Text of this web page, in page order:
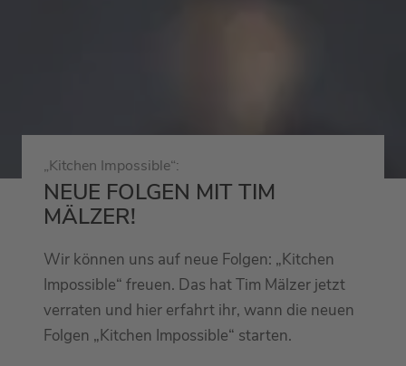
„Kitchen Impossible“:
NEUE FOLGEN MIT TIM
MÄLZER!
Wir können uns auf neue Folgen: „Kitchen
Impossible“ freuen. Das hat Tim Mälzer jetzt
verraten und hier erfahrt ihr, wann die neuen
Folgen „Kitchen Impossible“ starten.